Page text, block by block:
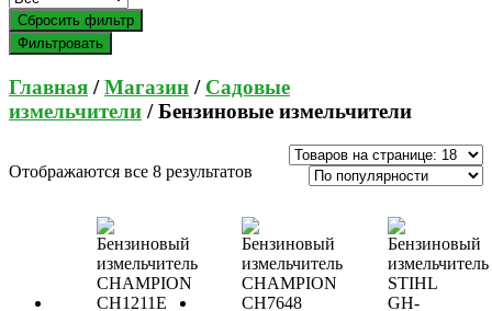
Сбросить фильтр
Фильтровать
Главная /Магазин / Садовые
измельчители / Бензиновые измельчители
Отображаются все 8 результатов